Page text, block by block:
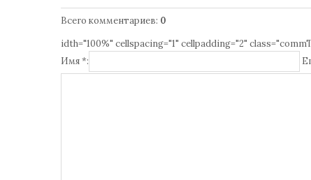
Всего комментариев: 0
idth="100%" cellspacing="1" cellpadding="2"
Имя *: